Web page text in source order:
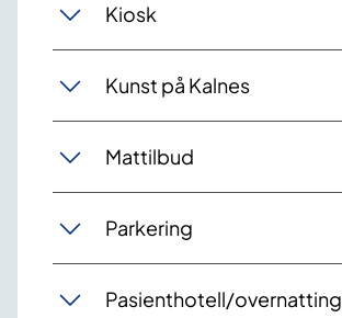
Kiosk
Kunst på Kalnes
Mattilbud
Parkering
Pasienthotell/overnatting